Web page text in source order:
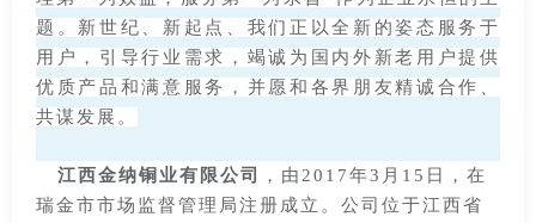
题。新世纪、新起点、我们正以全新的姿态服务于
用户，引导行业需求，竭诚为国内外新老用户提供
优质产品和满意服务，并愿和各界朋友精诚合作、
共谋发展。
江西金纳铜业有限公司
，由2017年3月15日，在
瑞金市市场监督管理局注册成立。公司位于江西省